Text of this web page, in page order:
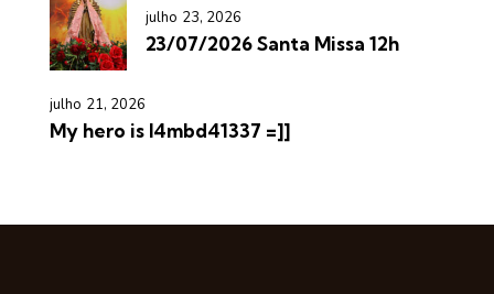
julho 23, 2026
23/07/2026 Santa Missa 12h
julho 21, 2026
My hero is l4mbd41337 =]]